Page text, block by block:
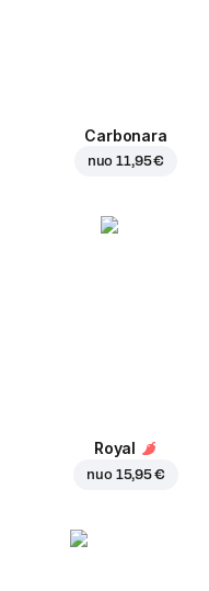
Carbonara
nuo11,95 €
Royal
nuo 15,95 €